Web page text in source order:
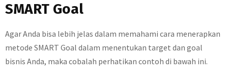
SMART Goal
Agar Anda bisa lebih jelas dalam memahami cara menerapkan
metode SMART Goal dalam menentukan target dan goal
bisnis Anda, maka cobalah perhatikan contoh di bawah ini.